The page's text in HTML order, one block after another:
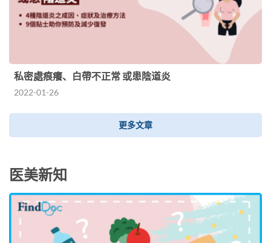
私密處痕癢、白帶不正常 或患陰道炎
2022-01-26
更多文章
医美新知